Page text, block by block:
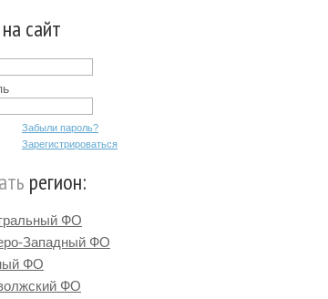
на сайт
Забыли пароль?
Зарегистрироваться
регион:
ФО
Западный ФО
ФО
ФО